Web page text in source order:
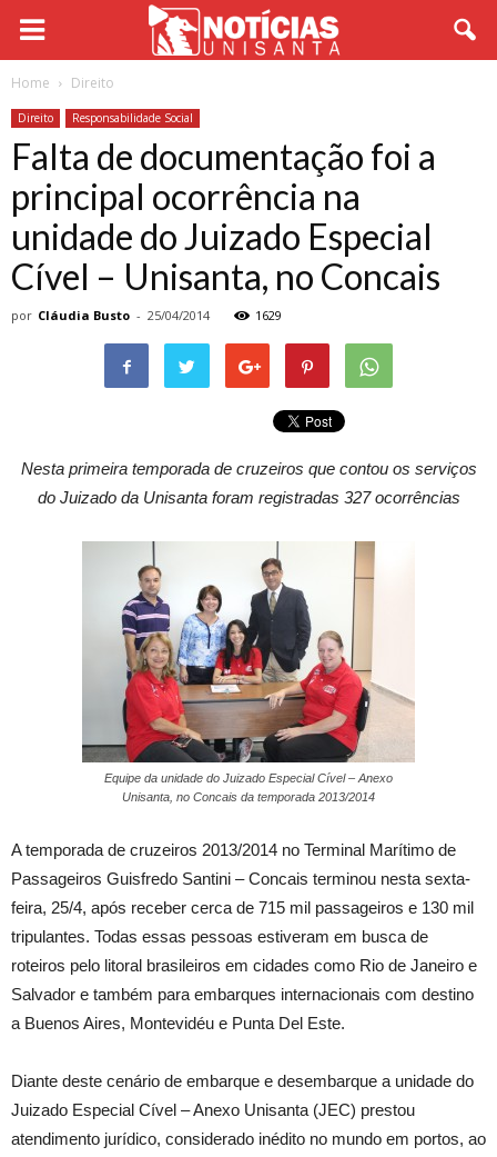
Home Direito
Direito Responsabilidade Social
Falta de documentação foi a
principal ocorrência na
unidade do Juizado Especial
Cível – Unisanta, no Concais
por Cláudia Busto - 25/04/2014 1629
Nesta primeira temporada de cruzeiros que contou os serviços
do Juizado da Unisanta foram registradas 327 ocorrências
Equipe da unidade do Juizado Especial Cível – Anexo
Unisanta, no Concais da temporada 2013/2014
A temporada de cruzeiros 2013/2014 no Terminal Marítimo de
Passageiros Guisfredo Santini – Concais terminou nesta sexta-
feira, 25/4, após receber cerca de 715 mil passageiros e 130 mil
tripulantes. Todas essas pessoas estiveram em busca de
roteiros pelo litoral brasileiros em cidades como Rio de Janeiro e
Salvador e também para embarques internacionais com destino
a Buenos Aires, Montevidéu e Punta Del Este.
Diante deste cenário de embarque e desembarque a unidade do
Juizado Especial Cível – Anexo Unisanta (JEC) prestou
atendimento jurídico, considerado inédito no mundo em portos, ao